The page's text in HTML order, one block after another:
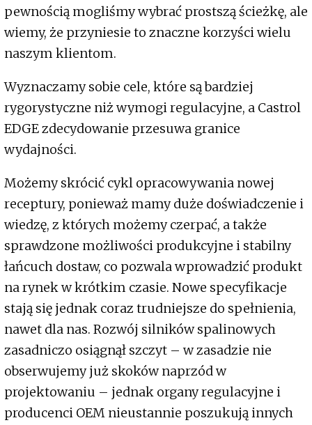
pewnością mogliśmy wybrać prostszą ścieżkę, ale
wiemy, że przyniesie to znaczne korzyści wielu
naszym klientom.
Wyznaczamy sobie cele, które są bardziej
rygorystyczne niż wymogi regulacyjne, a Castrol
EDGE zdecydowanie przesuwa granice
wydajności.
Możemy skrócić cykl opracowywania nowej
receptury, ponieważ mamy duże doświadczenie i
wiedzę, z których możemy czerpać, a także
sprawdzone możliwości produkcyjne i stabilny
łańcuch dostaw, co pozwala wprowadzić produkt
na rynek w krótkim czasie. Nowe specyfikacje
stają się jednak coraz trudniejsze do spełnienia,
nawet dla nas. Rozwój silników spalinowych
zasadniczo osiągnął szczyt – w zasadzie nie
obserwujemy już skoków naprzód w
projektowaniu – jednak organy regulacyjne i
producenci OEM nieustannie poszukują innych